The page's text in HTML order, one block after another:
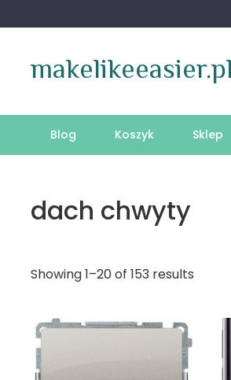
to
makelikeeasier.pl
Blog Koszyk Sklep
dach chwyty
Showing 1–20 of 153 results